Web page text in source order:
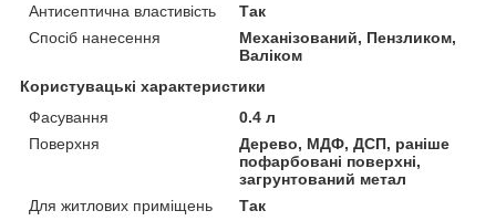
Антисептична властивість
Так
Спосіб нанесення
Механізований, Пензликом,
Валіком
Користувацькі характеристики
Фасування
0.4 л
Поверхня
Дерево, МДФ, ДСП, раніше
пофарбовані поверхні,
загрунтований метал
Для житлових приміщень
Так